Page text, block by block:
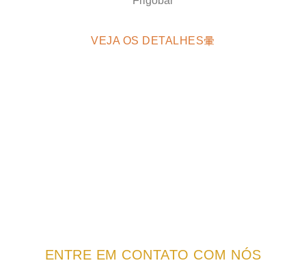
VEJA OS DETALHES
ENTRE EM CONTATO COM NÓS